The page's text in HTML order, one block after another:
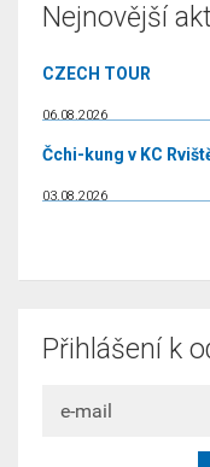
Nejnovější
CZECH TOUR
06.08.2026
Čchi-kung v KC
03.08.2026
Přihlášení k